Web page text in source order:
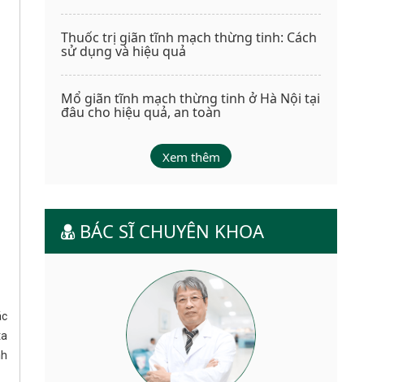
Thuốc trị giãn tĩnh mạch thừng tinh: Cách
sử dụng và hiệu quả
Mổ giãn tĩnh mạch thừng tinh ở Hà Nội tại
đâu cho hiệu quả, an toàn
Xem thêm
BÁC SĨ CHUYÊN KHOA